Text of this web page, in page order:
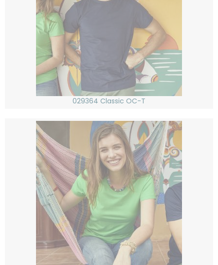
029364 Classic OC-T